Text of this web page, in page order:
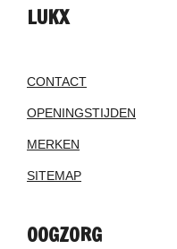
LUKX
CONTACT
OPENINGSTIJDEN
MERKEN
SITEMAP
OOGZORG